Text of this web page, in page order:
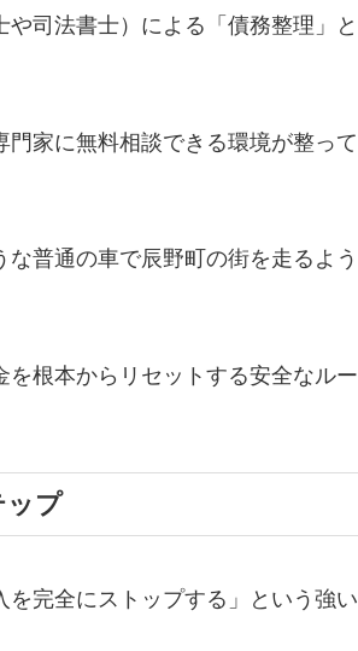
司法書士）による「債務整理」と
家に無料相談できる環境が整って
な普通の車で辰野町の街を走るよう
根本からリセットする安全なルー
ップ
完全にストップする」という強い